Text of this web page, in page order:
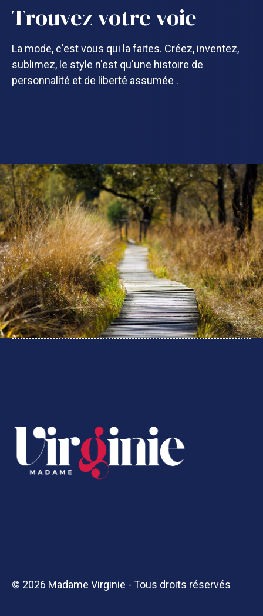
Trouvez votre voie
La mode, c'est vous qui la faites. Créez, inventez,
sublimez, le style n'est qu'une histoire de
personnalité et de liberté assumée .
© 2026 Madame Virginie - Tous droits réservés